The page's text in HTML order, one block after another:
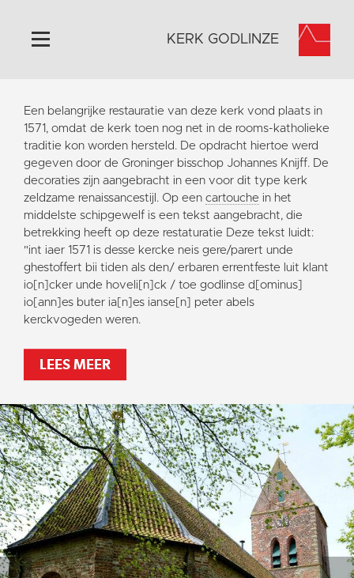
Home
Algemeen
Historie
Omgeving
Activiteiten
Steun ons
Contact
Vaktaal
KERK GODLINZE
Een belangrijke restauratie van deze kerk vond plaats in
1571, omdat de kerk toen nog net in de rooms-katholieke
traditie kon worden hersteld. De opdracht hiertoe werd
gegeven door de Groninger bisschop Johannes Knijff. De
decoraties zijn aangebracht in een voor dit type kerk
zeldzame renaissancestijl. Op een cartouche in het
middelste schipgewelf is een tekst aangebracht, die
betrekking heeft op deze restaturatie Deze tekst luidt:
"int iaer 1571 is desse kercke neis gere/parert unde
ghestoffert bii tiden als den/ erbaren errentfeste luit klant
io[n]cker unde hoveli[n]ck / toe godlinse d[ominus]
io[ann]es buter ia[n]es ianse[n] peter abels
kerckvogeden weren.
LEES MEER